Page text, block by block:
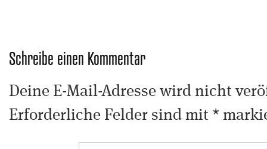
Schreibe einen Kommentar
Deine E-Mail-Adresse wird nicht
Erforderliche Felder sind mit *